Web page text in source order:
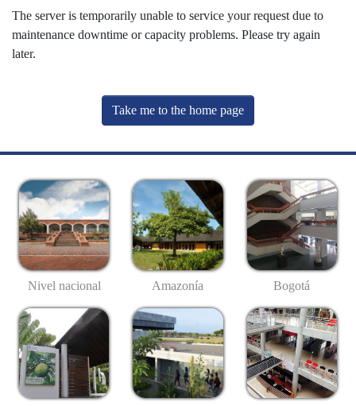
The server is temporarily unable to service your request due to
maintenance downtime or capacity problems. Please try again
later.
Take me to the home page
Nivel nacional Amazonía Bogotá